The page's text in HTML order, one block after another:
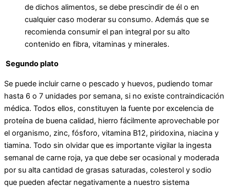
de dichos alimentos, se debe prescindir de él o en
cualquier caso moderar su consumo. Además que se
recomienda consumir el pan integral por su alto
contenido en fibra, vitaminas y minerales.
Segundo plato
Se puede incluir carne o pescado y huevos, pudiendo tomar
hasta 6 o 7 unidades por semana, si no existe contraindicación
médica. Todos ellos, constituyen la fuente por excelencia de
proteína de buena calidad, hierro fácilmente aprovechable por
el organismo, zinc, fósforo, vitamina B12, piridoxina, niacina y
tiamina. Todo sin olvidar que es importante vigilar la ingesta
semanal de carne roja, ya que debe ser ocasional y moderada
por su alta cantidad de grasas saturadas, colesterol y sodio
que pueden afectar negativamente a nuestro sistema